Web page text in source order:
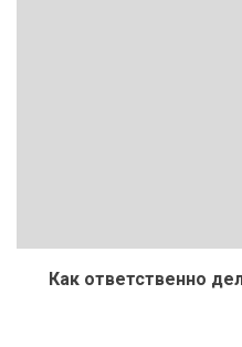
Как ответственно